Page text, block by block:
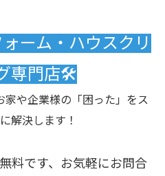
ーム・ハウスクリ
専門店🛠️
家や企業様の「困った」をス
解決します！
料です、お気軽にお問合